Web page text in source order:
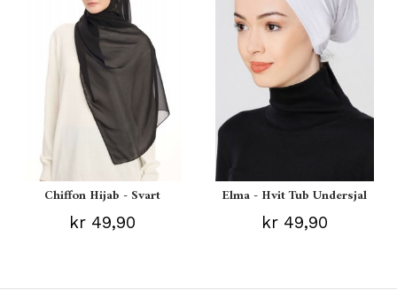
Chiffon Hijab - Svart
kr 49,90
Elma - Hvit Tub Undersjal
kr 49,90